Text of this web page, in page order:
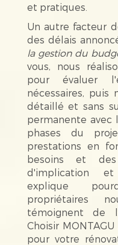
et pratiques.
Un autre facteur
des délais
la gestion du
vous, nous
pour évaluer
nécessaires, puis
détaillé et sans
permanente
phases du
prestations en
besoins et
d'implication et
explique
propriétaires
témoignent de
Choisir MONTAGU
pour votre